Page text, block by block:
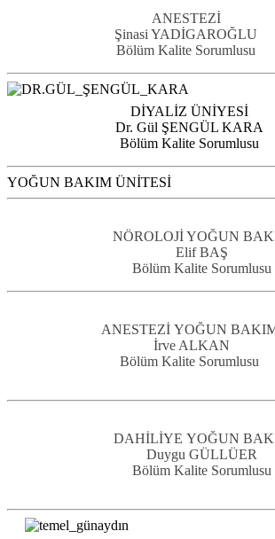
ANESTEZİ
Şinasi YADİGAROĞLU
Bölüm Kalite Sorumlusu
DİYALİZ ÜNİYESİ
Dr. Gül ŞENGÜL KARA
Bölüm Kalite Sorumlusu
YOĞUN BAKIM ÜNİTESİ
NÖROLOJİ YOĞUN
Elif BAŞ
Bölüm Kalite Sorumlusu
ANESTEZİ YOĞUN
İrve ALKAN
Bölüm Kalite Sorumlusu
DAHİLİYE YOĞUN
Duygu GÜLLÜER
Bölüm Kalite Sorumlusu